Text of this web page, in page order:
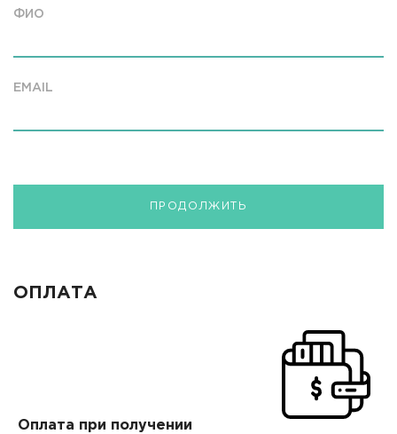
ФИО
EMAIL
ПРОДОЛЖИТЬ
ОПЛАТА
Оплата при получении